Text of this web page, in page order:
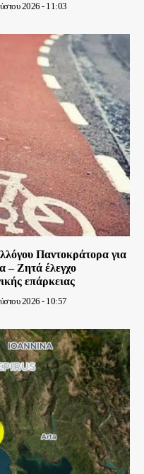
2026 - 11:03
Παντοκράτορα για
– Ζητά έλεγχο
επάρκειας
2026 - 10:57